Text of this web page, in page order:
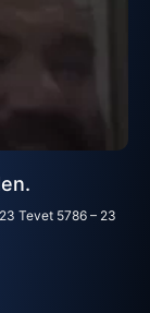
Tevet 5786 – 23